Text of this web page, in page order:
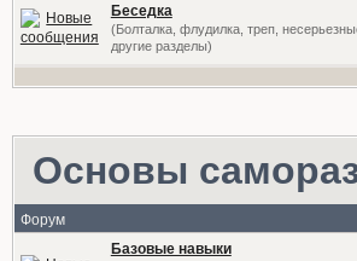
Беседка
(Болталка, флудилка, треп,
другие разделы)
Основы
Форум
Базовые навыки